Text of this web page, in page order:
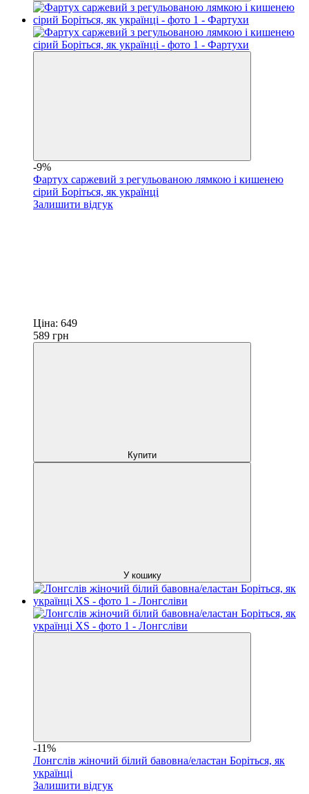
-9%
Фартух саржевий з регульованою лямкою і кишенею
сірий Боріться, як українці
Залишити відгук
Ціна: 649
589 грн
Купити
У кошику
-11%
Лонгслів жіночий білий бавовна/еластан Боріться, як
українці
Залишити відгук